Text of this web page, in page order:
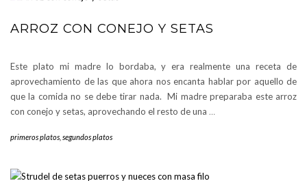
ARROZ CON CONEJO Y SETAS
Este plato mi madre lo bordaba, y era realmente una receta de
aprovechamiento de las que ahora nos encanta hablar por aquello de
que la comida no se debe tirar nada. Mi madre preparaba este arroz
con conejo y setas, aprovechando el resto de una …
primeros platos segundos platos